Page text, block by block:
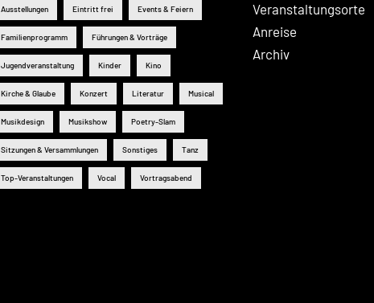
Ausstellungen Eintritt frei Events & Feiern
Familienprogramm Führungen & Vorträge
Jugendveranstaltung Kinder Kino
Kirche & Glaube Konzert Literatur Musical
Musikdesign Musikshow Poetry-Slam
Sitzungen & Versammlungen Sonstiges Tanz
Top-Veranstaltungen Vocal Vortragsabend
Veranstaltungsorte
Anreise
Archiv